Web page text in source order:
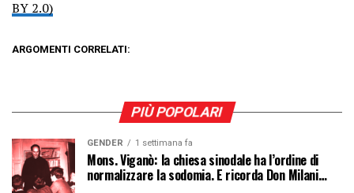
BY 2.0)
ARGOMENTI CORRELATI:
PIÙ POPOLARI
GENDER 1 settimana fa
Mons. Viganò: la chiesa sinodale ha l’ordine di
normalizzare la sodomia. E ricorda Don Milani…